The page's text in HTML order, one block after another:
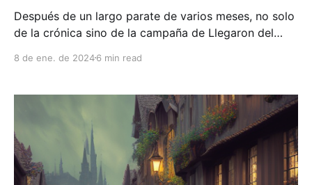
Después de un largo parate de varios meses, no solo
de la crónica sino de la campaña de Llegaron del
pasado retomamos, y eso me motivó, a su vez, a
previa al parate, la
8 de ene. de 20246 min read